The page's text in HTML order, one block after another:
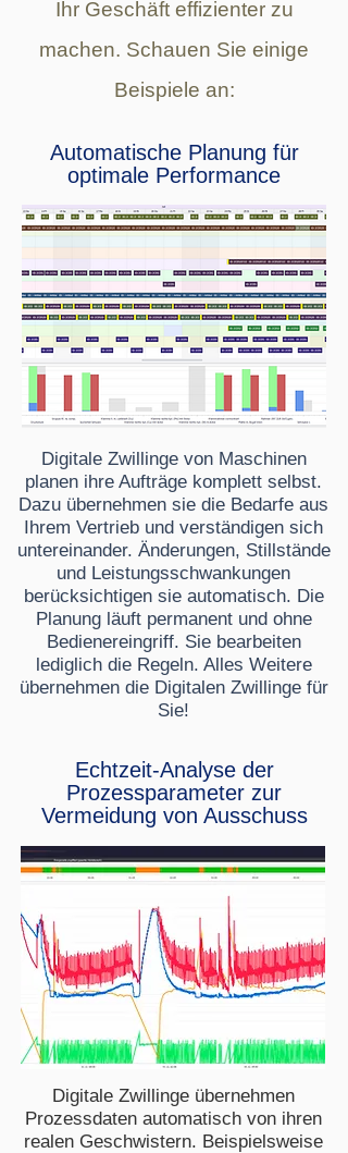
Ihr Geschäft effizienter zu
machen. Schauen Sie einige
Beispiele an:
Automatische Planung für
optimale Performance
Digitale Zwillinge von Maschinen
planen ihre Aufträge komplett selbst.
Dazu übernehmen sie die Bedarfe aus
Ihrem Vertrieb und verständigen sich
untereinander. Änderungen, Stillstände
und Leistungsschwankungen
berücksichtigen sie automatisch. Die
Planung läuft permanent und ohne
Bedienereingriff. Sie bearbeiten
lediglich die Regeln. Alles Weitere
übernehmen die Digitalen Zwillinge für
Sie!
Echtzeit-Analyse der
Prozessparameter zur
Vermeidung von Ausschuss
Digitale Zwillinge übernehmen
Prozessdaten automatisch von ihren
realen Geschwistern. Beispielsweise